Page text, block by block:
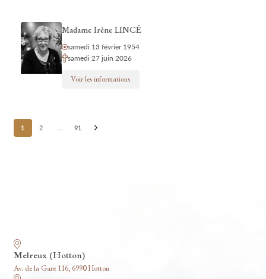
Madame Irène LINCÉ
samedi 13 février 1954
samedi 27 juin 2026
Voir les informations
Posts
pagination
1 2 91
Melreux (Hotton)
Av. de la Gare 116, 6990 Hotton